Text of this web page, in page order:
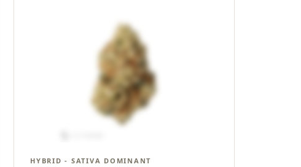
HYBRID - SATIVA DOMINANT